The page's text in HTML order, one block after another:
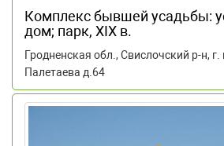
Комплекс бывшей усадьбы:
дом; парк, XIX в.
Гродненская обл., Свислочский р-н, г.
Палетаева д.64